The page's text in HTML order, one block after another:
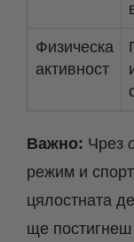
Физическа
активност
Важно: Чрез
режим и
цялостната
ще постигнеш